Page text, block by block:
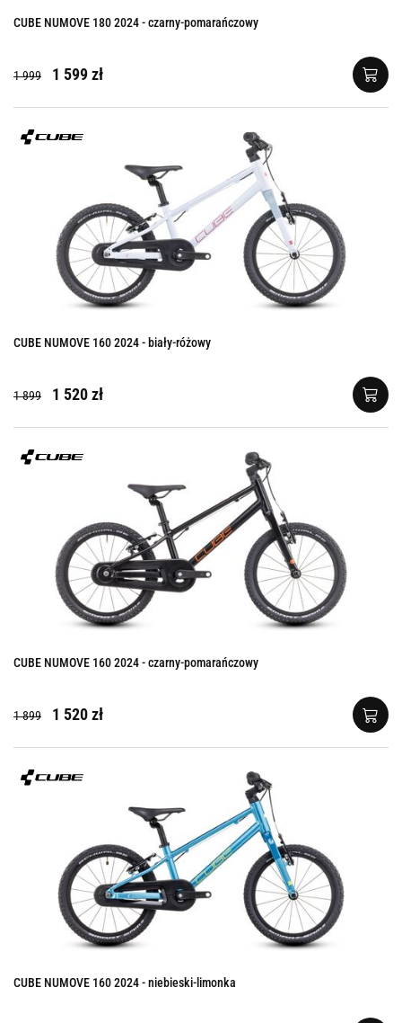
CUBE NUMOVE 180 2024 - czarny-pomarańczowy
1 999 1 599 zł
CUBE NUMOVE 160 2024 - biały-różowy
1 899 1 520 zł
CUBE NUMOVE 160 2024 - czarny-pomarańczowy
1 899 1 520 zł
CUBE NUMOVE 160 2024 - niebieski-limonka